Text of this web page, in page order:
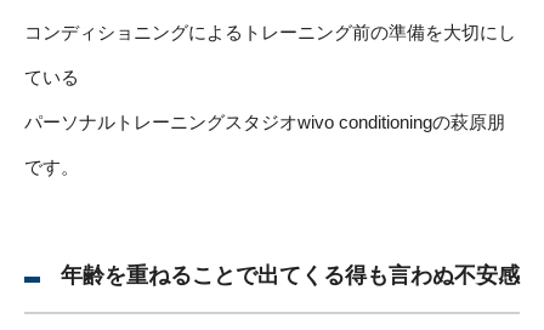
コンディショニングによるトレーニング前の準備を大切にし
ている
パーソナルトレーニングスタジオwivo conditioningの萩原朋
です。
年齢を重ねることで出てくる得も言わぬ不安感